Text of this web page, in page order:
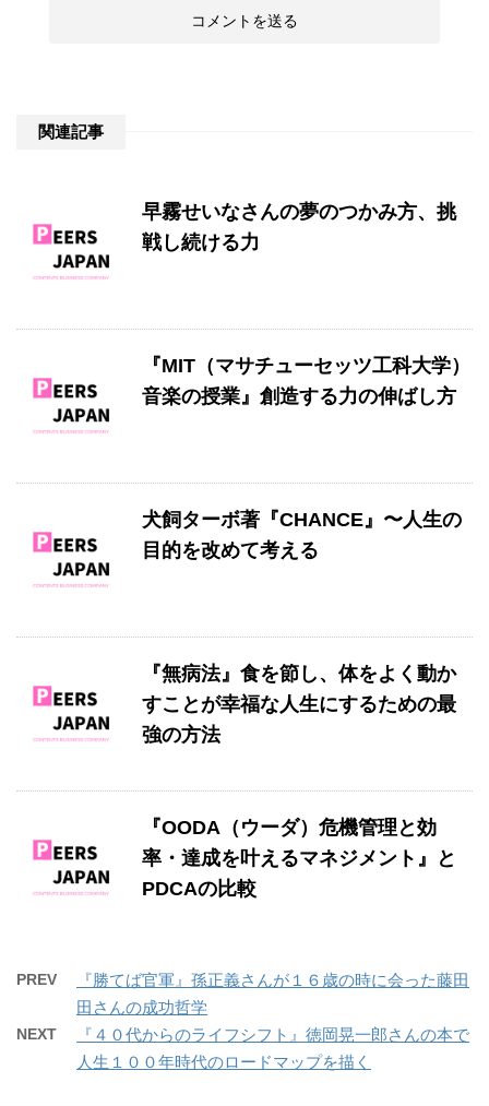
関連記事
早霧せいなさんの夢のつかみ方、挑
戦し続ける力
『MIT（マサチューセッツ工科大学）
音楽の授業』創造する力の伸ばし方
犬飼ターボ著『CHANCE』〜人生の
目的を改めて考える
『無病法』食を節し、体をよく動か
すことが幸福な人生にするための最
強の方法
『OODA（ウーダ）危機管理と効
率・達成を叶えるマネジメント』と
PDCAの比較
PREV
『勝てば官軍』孫正義さんが１６歳の時に会った藤田
田さんの成功哲学
NEXT
『４０代からのライフシフト』徳岡晃一郎さんの本で
人生１００年時代のロードマップを描く